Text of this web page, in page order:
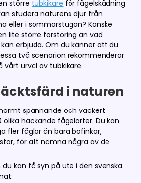
större tubkikare för fågelskådning
studera naturens djur från
eller i sommarstugan? Kanske
lite större förstoring än vad
kan erbjuda. Om du känner att du
två scenarion rekommenderar
urval av tubkikare.
i naturen
spännande och vackert
olika häckande fågelarter. Du kan
fler fåglar än bara bofinkar,
för att nämna några av de
kan få syn på ute i den svenska